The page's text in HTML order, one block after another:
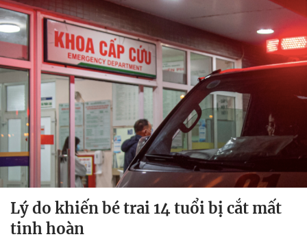
Lý do khiến bé trai 14 tuổi bị cắt mất
tinh hoàn